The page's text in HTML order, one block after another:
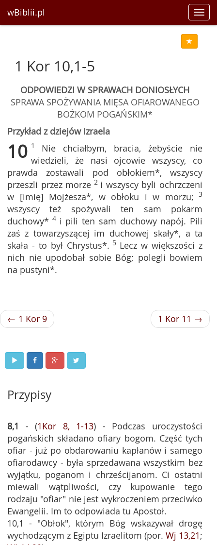
wBiblii.pl
1 Kor 10,1-5
ODPOWIEDZI W SPRAWACH DONIOSŁYCH
SPRAWA SPOŻYWANIA MIĘSA OFIAROWANEGO
BOŻKOM POGAŃSKIM*
Przykład z dziejów Izraela
10 1 Nie chciałbym, bracia, żebyście nie
wiedzieli, że nasi ojcowie wszyscy, co
prawda zostawali pod obłokiem*, wszyscy
przeszli przez morze 2 i wszyscy byli ochrzczeni
w [imię] Mojżesza*, w obłoku i w morzu; 3
wszyscy też spożywali ten sam pokarm
duchowy* 4 i pili ten sam duchowy napój. Pili
zaś z towarzyszącej im duchowej skały*, a ta
skała - to był Chrystus*. 5 Lecz w większości z
nich nie upodobał sobie Bóg; polegli bowiem
na pustyni*.
← 1 Kor 9 1 Kor 11 →
Przypisy
8,1 - (1Kor 8, 1-13) - Podczas uroczystości
pogańskich składano ofiary bogom. Część tych
ofiar - już po obdarowaniu kapłanów i samego
ofiarodawcy - była sprzedawana wszystkim bez
wyjątku, poganom i chrześcijanom. Ci ostatni
miewali wątpliwości, czy kupowanie tego
rodzaju "ofiar" nie jest wykroczeniem przeciwko
Ewangelii. Im to odpowiada tu Apostoł.
10,1 - "Obłok", którym Bóg wskazywał drogę
wychodzącym z Egiptu Izraelitom (por. Wj 13,21;